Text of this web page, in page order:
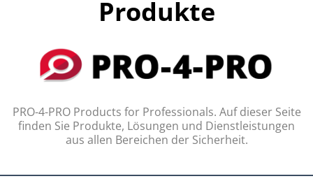
Produkte
PRO-4-PRO Products for Professionals. Auf dieser Seite
finden Sie Produkte, Lösungen und Dienstleistungen
aus allen Bereichen der Sicherheit.